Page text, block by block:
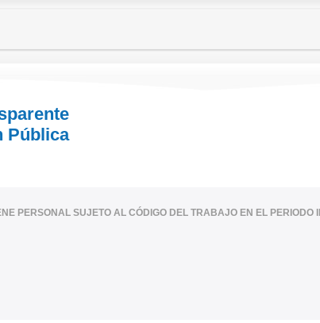
Pública
PERSONAL SUJETO AL CÓDIGO DEL TRABAJO EN EL PERIODO